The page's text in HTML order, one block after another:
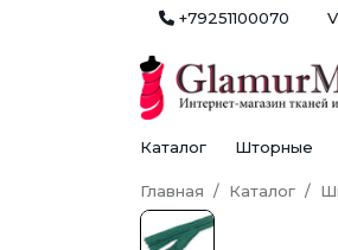
+79251100070
Каталог Шторные
Главная Каталог